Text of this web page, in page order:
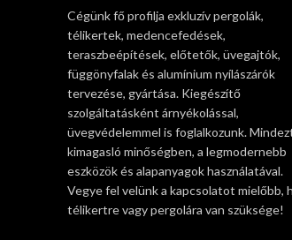
Cégünk fő profilja exkluzív pergolák,
télikertek, medencefedések,
teraszbeépítések, előtetők, üvegajtók,
függönyfalak és alumínium nyílászárók
tervezése, gyártása. Kiegészítő
szolgáltatásként árnyékolással,
üvegvédelemmel is foglalkozunk.
kimagasló minőségben, a legmodernebb
eszközök és alapanyagok használatával.
Vegye fel velünk a kapcsolatot mielőbb,
télikertre vagy pergolára van szüksége!